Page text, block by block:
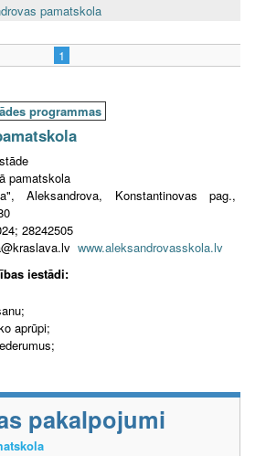
pamatskola
1
programmas
pamatskola
Aleksandrova, Konstantinovas pag.,
28242505
www.aleksandrovasskola.lv
iestādi:
aprūpi;
pakalpojumi